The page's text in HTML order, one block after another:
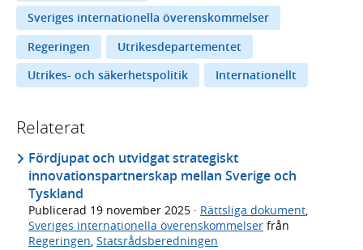
Sveriges internationella överenskommelser
Regeringen
Utrikesdepartementet
Utrikes- och säkerhetspolitik
Internationellt
Relaterat
Fördjupat och utvidgat strategiskt
innovationspartnerskap mellan Sverige och
Tyskland
Publicerad 19 november 2025 · Rättsliga dokument,
Sveriges internationella överenskommelser från
Regeringen, Statsrådsberedningen